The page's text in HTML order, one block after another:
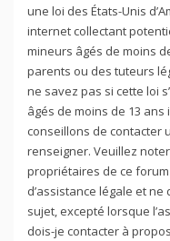
une loi des États-Unis
internet collectant
mineurs âgés de moins
parents ou des tuteurs
ne savez pas si cette loi
âgés de moins de 13
conseillons de contacter
renseigner. Veuillez
propriétaires de ce
d’assistance légale et
sujet, excepté lorsque
dois-je contacter à